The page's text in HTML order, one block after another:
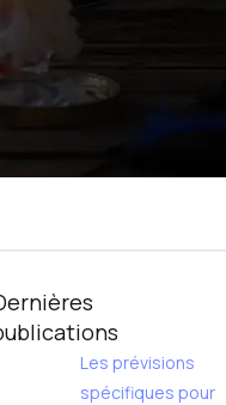
Les prévisions
spécifiques pour